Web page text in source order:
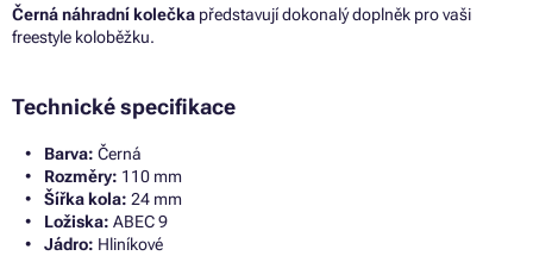
Černá náhradní kolečka představují dokonalý doplněk pro vaši
freestyle koloběžku.
Technické specifikace
Barva: Černá
Rozměry: 110 mm
Šířka kola: 24 mm
Ložiska: ABEC 9
Jádro: Hliníkové